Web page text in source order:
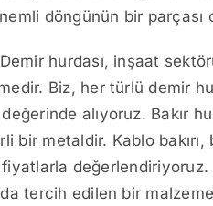
döngünün bir parçası
hurdası, inşaat
Biz, her türlü demir
alıyoruz. Bakır
bir metaldir. Kablo bakırı,
fiyatlarla
tercih edilen bir